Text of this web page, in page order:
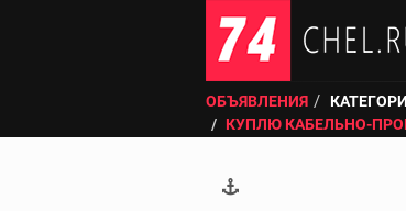
ОБЪЯВЛЕНИЯ
КУПЛЮ КАБЕЛЬНО-